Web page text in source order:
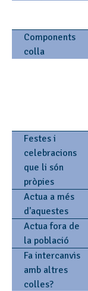
Components
colla
Festes i
celebracions
que li són
pròpies
Actua a més
d'aquestes
Actua fora de
la població
Fa intercanvis
amb altres
colles?